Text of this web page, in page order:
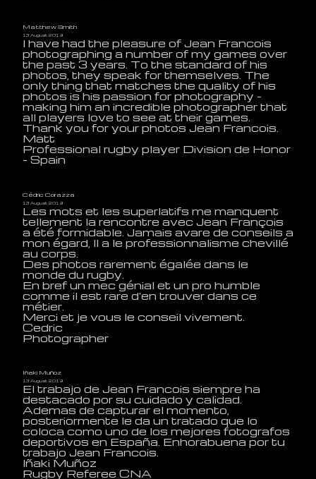
Matthew Smith
13 August 2019
I have had the pleasure of Jean Francois
photographing a number of my games over
the past 3 years. To the standard of his
photos, they speak for themselves. The
only thing that matches the quality of his
photos is his passion for photography -
making him an incredible photographer that
all players love to see at their games.
Thank you for your photos Jean Francois.
Matt
Professional rugby player Division de Honor
- Spain
Cédric Corazza
13 August 2019
Les mots et les superlatifs me manquent
tellement la rencontre avec Jean François
a été formidable. Jamais avare de conseils a
mon égard, Il a le professionnalisme chevillé
au corps.
Des photos rarement égalée dans le
monde du rugby.
En bref un mec génial et un pro humble
comme il est rare d'en trouver dans ce
métier.
Merci et je vous le conseil vivement.
Cedric
Photographer
Iñaki Muñoz
13 August 2019
El trabajo de Jean Francois siempre ha
destacado por su cuidado y calidad.
Ademas de capturar el momento,
posteriormente le da un tratado que lo
coloca como uno de los mejores fotografos
deportivos en España. Enhorabuena por tu
trabajo Jean Francois.
Iñaki Muñoz
Rugby Referee CNA